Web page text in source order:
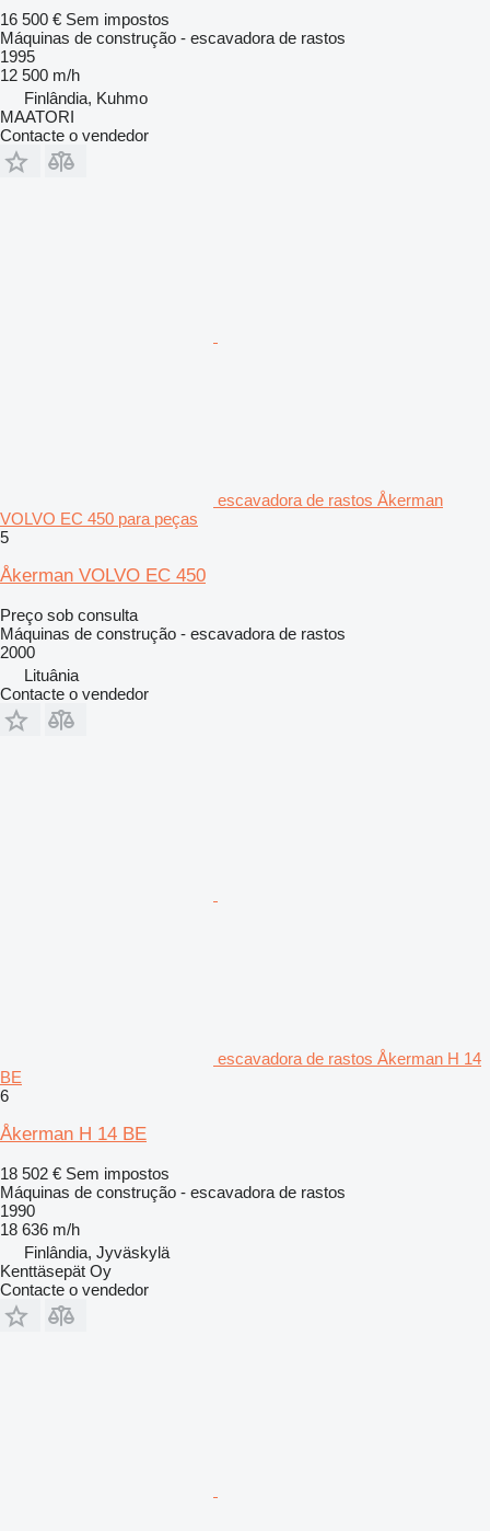
16 500 € Sem impostos
Máquinas de construção - escavadora de rastos
1995
12 500 m/h
Finlândia, Kuhmo
MAATORI
Contacte o vendedor
escavadora de rastos Åkerman
VOLVO EC 450 para peças
5
Åkerman VOLVO EC 450
Preço sob consulta
Máquinas de construção - escavadora de rastos
2000
Lituânia
Contacte o vendedor
escavadora de rastos Åkerman H 14
BE
6
Åkerman H 14 BE
18 502 € Sem impostos
Máquinas de construção - escavadora de rastos
1990
18 636 m/h
Finlândia, Jyväskylä
Kenttäsepät Oy
Contacte o vendedor